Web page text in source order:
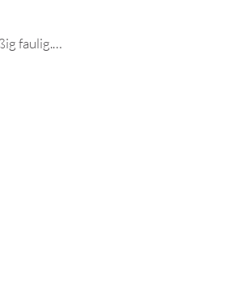
faulig.…